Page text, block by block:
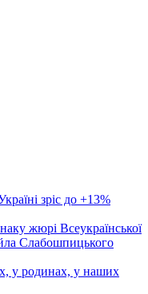
зріс до +13%
жюрі Всеукраїнської
Слабошпицького
у родинах, у наших